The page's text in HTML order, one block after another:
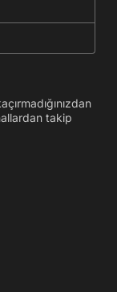
takip